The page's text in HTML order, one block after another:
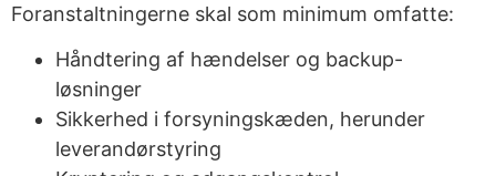
Foranstaltningerne skal som minimum omfatte:
Håndtering af hændelser og backup-
løsninger
Sikkerhed i forsyningskæden, herunder
leverandørstyring